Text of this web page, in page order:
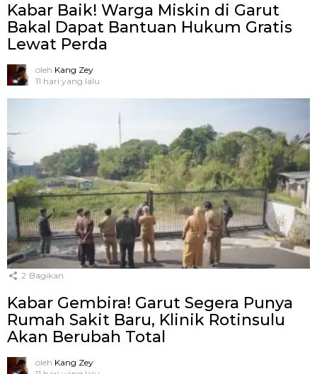
Kabar Baik! Warga Miskin di Garut
Bakal Dapat Bantuan Hukum Gratis
Lewat Perda
oleh Kang Zey
11 hari yang lalu
2 Bagikan
Kabar Gembira! Garut Segera Punya
Rumah Sakit Baru, Klinik Rotinsulu
Akan Berubah Total
oleh Kang Zey